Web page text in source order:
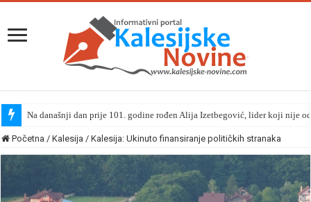
Na današnji dan prije 101. godine rođen Alija Izetbegović, lider koji nije
Početna / Kalesija / Kalesija: Ukinuto finansiranje političkih stranaka